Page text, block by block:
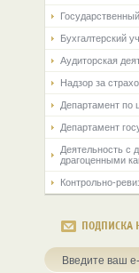
Бухгалтерский
Аудиторская
Надзор за
Департамент по
Департамент
Деятельность с
драгоценными
Контрольно-
ПОДПИСКА